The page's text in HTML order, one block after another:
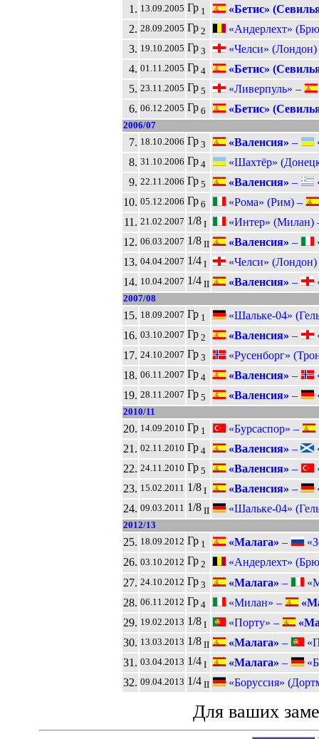
1. 13.09.2005 Гр1
«Бетис»
2. 28.09.2005 Гр2
«Андерлехт»
3. 19.10.2005 Гр3
«Челси»
4. 01.11.2005 Гр4
«Бетис»
5. 23.11.2005 Гр5 «Ливерпуль» –
6. 06.12.2005 Гр6 «Бетис»
2006/07
7. 18.10.2006 Гр3 «Валенсия» –
8. 31.10.2006 Гр4
«Шахтёр»
9. 22.11.2006 Гр5 «Валенсия» –
10. 05.12.2006 Гр6 «Рома» (Рим) –
11. 21.02.2007 1/8I
«Интер» (Милан)
12. 06.03.2007 1/8II «Валенсия» –
13. 04.04.2007 1/4I
«Челси»
14. 10.04.2007 1/4II «Валенсия» –
2007/08
15. 18.09.2007 Гр1
«Шальке-04»
16. 03.10.2007 Гр2 «Валенсия» –
17. 24.10.2007 Гр3
«Русенборг»
18. 06.11.2007 Гр4 «Валенсия» –
19. 28.11.2007 Гр5 «Валенсия» –
2010/11
20. 14.09.2010 Гр1 «Бурсаспор» –
21. 02.11.2010 Гр4 «Валенсия» –
22. 24.11.2010 Гр5 «Валенсия» –
23. 15.02.2011 1/8I «Валенсия» –
24. 09.03.2011 1/8II «Шальке-04»
2012/13
25. 18.09.2012 Гр1 «Малага» –
26. 03.10.2012 Гр2
«Андерлехт»
27. 24.10.2012 Гр3 «Малага» –
28. 06.11.2012 Гр4 «Милан» –
29. 19.02.2013 1/8I «Порту» –
30. 13.03.2013 1/8II «Малага» –
31. 03.04.2013 1/4I «Малага» –
32. 09.04.2013 1/4II «Боруссия»
Для ваших